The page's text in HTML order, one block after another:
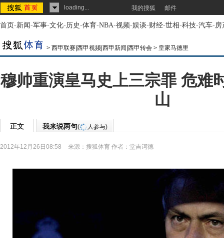
loading... 我的搜狐 邮件
首页-新闻-军事-文化-历史-体育-NBA-视频-娱谈-财经-世相-科技-汽车-房
> 西甲联赛|西甲视频|西甲新闻|西甲转会 > 皇家马德里
穆帅重演皇马史上三宗罪 危难
山
正文 我来说两句( 人参与)
2012年12月26日08:58 来源： 搜狐体育 作者：堂吉诃德